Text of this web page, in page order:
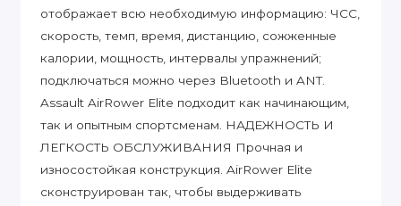
отображает всю необходимую информацию: ЧСС,
скорость, темп, время, дистанцию, сожженные
калории, мощность, интервалы упражнений;
подключаться можно через Bluetooth и ANT.
Assault AirRower Elite подходит как начинающим,
так и опытным спортсменам. НАДЕЖНОСТЬ И
ЛЕГКОСТЬ ОБСЛУЖИВАНИЯ Прочная и
износостойкая конструкция. AirRower Elite
сконструирован так, чтобы выдерживать